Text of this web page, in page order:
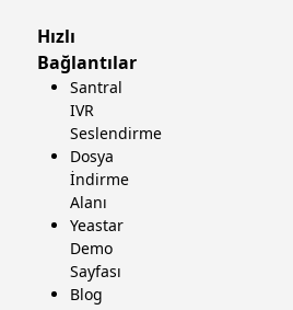
Hızlı
Bağlantılar
Santral
IVR
Seslendirme
Dosya
İndirme
Alanı
Yeastar
Demo
Sayfası
Blog